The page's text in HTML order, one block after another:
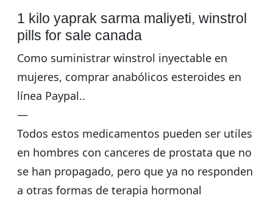
1 kilo yaprak sarma maliyeti, winstrol
pills for sale canada
Como suministrar winstrol inyectable en
mujeres, comprar anabólicos esteroides en
línea Paypal..
—
Todos estos medicamentos pueden ser utiles
en hombres con canceres de prostata que no
se han propagado, pero que ya no responden
a otras formas de terapia hormonal